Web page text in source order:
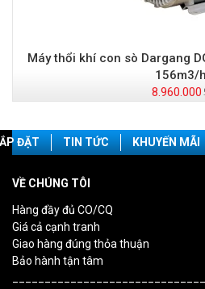
Máy thổi khí con sò Dargang
156m3/h
8.960.000
ĐẶT TIN TỨC KHUYẾN MÃI
VỀ CHÚNG TÔI
Hàng đầy đủ CO/CQ
Giá cả cạnh tranh
Giao hàng đúng thỏa thuận
Bảo hành tận tâm